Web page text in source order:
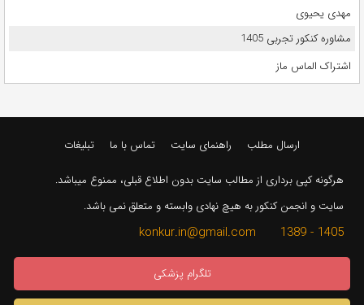
مهدی یحیوی
مشاوره کنکور تجربی 1405
اشتراک الماس ماز
ارسال مطلب راهنمای سایت تماس با ما تبلیغات
هرگونه کپی برداری از مطالب سایت بدون اطلاع قبلی، ممنوع میباشد.
سایت و انجمن کنکور به هیچ نهادی وابسته و متعلق نمی باشد.
1405 - 1389 konkur.in@gmail.com
تلگرام پزشکی